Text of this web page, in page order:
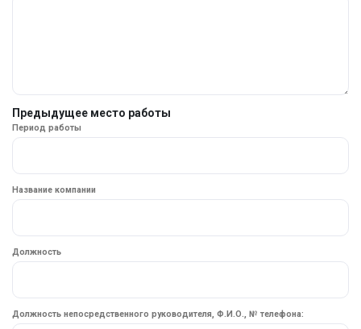
Предыдущее место работы
Период работы
Название компании
Должность
Должность непосредственного руководителя, Ф.И.О., № телефона: